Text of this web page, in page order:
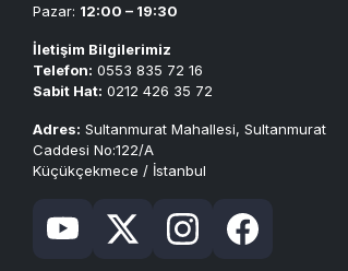
Pazar: 12:00 – 19:30
İletişim Bilgilerimiz
Telefon: 0553 835 72 16
Sabit Hat: 0212 426 35 72
Adres: Sultanmurat Mahallesi, Sultanmurat
Caddesi No:122/A
Küçükçekmece / İstanbul